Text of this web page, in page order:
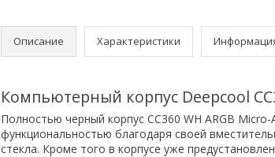
Описание Характеристики
Компьютерный корпус Deepcool
Полностью черный корпус CC360 WH ARGB
функциональностью благодаря своей
стекла. Кроме того в корпусе уже